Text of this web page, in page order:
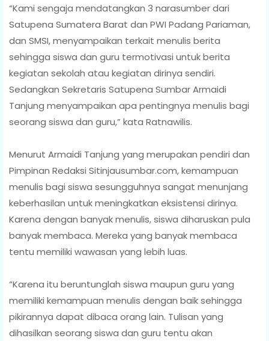
“Kami sengaja mendatangkan 3 narasumber dari
Satupena Sumatera Barat dan PWI Padang Pariaman,
dan SMSI, menyampaikan terkait menulis berita
sehingga siswa dan guru termotivasi untuk berita
kegiatan sekolah atau kegiatan dirinya sendiri.
Sedangkan Sekretaris Satupena Sumbar Armaidi
Tanjung menyampaikan apa pentingnya menulis bagi
seorang siswa dan guru,” kata Ratnawilis.
Menurut Armaidi Tanjung yang merupakan pendiri dan
Pimpinan Redaksi Sitinjausumbar.com, kemampuan
menulis bagi siswa sesungguhnya sangat menunjang
keberhasilan untuk meningkatkan eksistensi dirinya.
Karena dengan banyak menulis, siswa diharuskan pula
banyak membaca. Mereka yang banyak membaca
tentu memiliki wawasan yang lebih luas.
“Karena itu beruntunglah siswa maupun guru yang
memiliki kemampuan menulis dengan baik sehingga
pikirannya dapat dibaca orang lain. Tulisan yang
dihasilkan seorang siswa dan guru tentu akan